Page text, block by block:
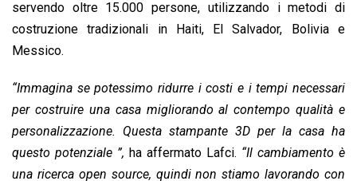
servendo oltre 15.000 persone, utilizzando i metodi di
costruzione tradizionali in Haiti, El Salvador, Bolivia e
Messico.
“Immagina se potessimo ridurre i costi e i tempi necessari
per costruire una casa migliorando al contempo qualità e
personalizzazione. Questa stampante 3D per la casa ha
questo potenziale ”, ha affermato Lafci. “Il cambiamento è
una ricerca open source, quindi non stiamo lavorando con